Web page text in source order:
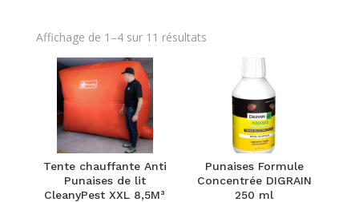
Affichage de 1–4 sur 11 résultats
Tente chauffante Anti
Punaises de lit
CleanyPest XXL 8,5M³
Punaises Formule
Concentrée DIGRAIN
250 ml